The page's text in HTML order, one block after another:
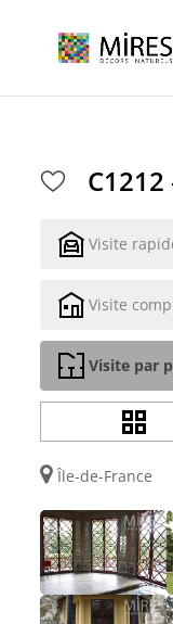
Visite
Visite
Visite par
Île-de-France